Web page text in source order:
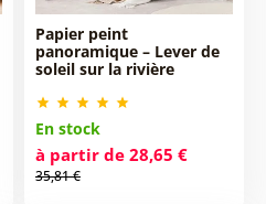
Papier peint
panoramique – Lever de
soleil sur la rivière
En stock
à partir de 28,65 €
35,81 €